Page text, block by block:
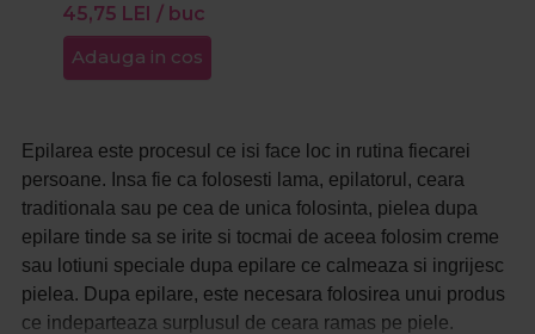
45,75 LEI / buc
Adauga in cos
Epilarea este procesul ce isi face loc in rutina fiecarei
persoane. Insa fie ca folosesti lama, epilatorul, ceara
traditionala sau pe cea de unica folosinta, pielea dupa
epilare tinde sa se irite si tocmai de aceea folosim creme
sau lotiuni speciale dupa epilare ce calmeaza si ingrijesc
pielea. Dupa epilare, este necesara folosirea unui produs
ce indeparteaza surplusul de ceara ramas pe piele.